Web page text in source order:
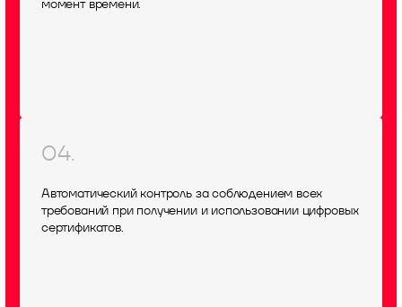
момент времени.
04.
Автоматический контроль за соблюдением всех
требований при получении и использовании цифровых
сертификатов.